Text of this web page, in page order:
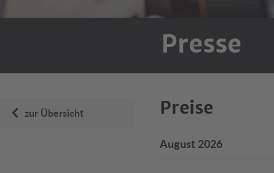
Presse
zur Übersicht Preise
August 2026